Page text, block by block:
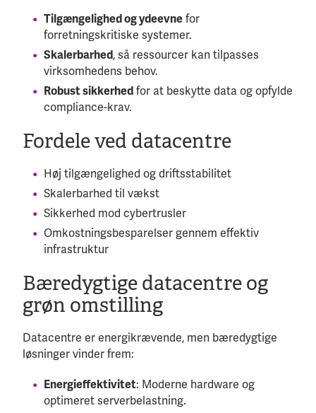
Tilgængelighed og ydeevne for
forretningskritiske systemer.
Skalerbarhed, så ressourcer kan tilpasses
virksomhedens behov.
Robust sikkerhed for at beskytte data og opfylde
compliance-krav.
Fordele ved datacentre
Høj tilgængelighed og driftsstabilitet
Skalerbarhed til vækst
Sikkerhed mod cybertrusler
Omkostningsbesparelser gennem effektiv
infrastruktur
Bæredygtige datacentre og
grøn omstilling
Datacentre er energikrævende, men bæredygtige
løsninger vinder frem:
Energieffektivitet: Moderne hardware og
optimeret serverbelastning.